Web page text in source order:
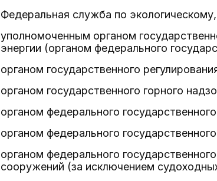
Федеральная служба по
уполномоченным органом
энергии (органом федерального
органом государственного
органом государственного горного
органом федерального
органом федерального
органом федерального
сооружений (за исключением